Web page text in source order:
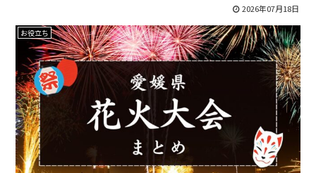
2026年07月18日
お役立ち